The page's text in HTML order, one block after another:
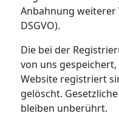
Anbahnung weiterer
DSGVO).
Die bei der
von uns
Website registriert
gelöscht.
bleiben unberührt.